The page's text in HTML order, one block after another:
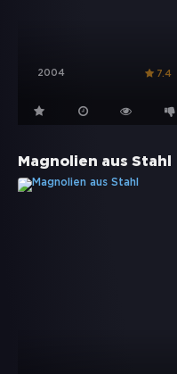
2004 7.4
Magnolien aus Stahl